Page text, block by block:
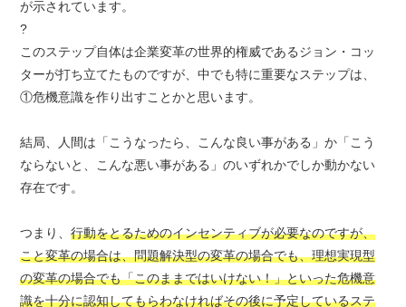
が示されています。
?
このステップ自体は企業変革の世界的権威であるジョン・コッ
ターが打ち立てたものですが、中でも特に重要なステップは、
①危機意識を作り出すことかと思います。
結局、人間は「こうなったら、こんな良い事がある」か「こう
ならないと、こんな悪い事がある」のいずれかでしか動かない
存在です。
つまり、行動をとるためのインセンティブが必要なのですが、
こと変革の場合は、問題解決型の変革の場合でも、理想実現型
の変革の場合でも「このままではいけない！」といった危機意
識を十分に認知してもらわなければその後に予定しているステ